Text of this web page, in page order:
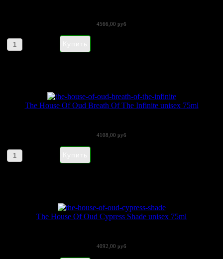
4566,00 руб
The House Of Oud Breath Of The Infinite unisex 75ml
4108,00 руб
The House Of Oud Cypress Shade unisex 75ml
4092,00 руб